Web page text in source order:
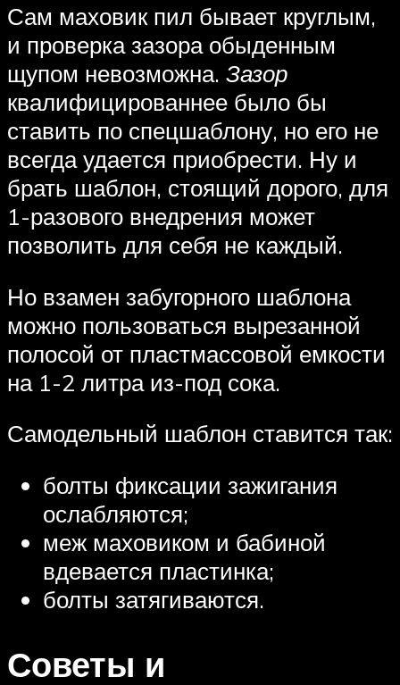
Сам маховик пил бывает круглым,
и проверка зазора обыденным
щупом невозможна. Зазор
квалифицированнее было бы
ставить по спецшаблону, но его не
всегда удается приобрести. Ну и
брать шаблон, стоящий дорого, для
1-разового внедрения может
позволить для себя не каждый.
Но взамен забугорного шаблона
можно пользоваться вырезанной
полосой от пластмассовой емкости
на 1-2 литра из-под сока.
Самодельный шаблон ставится так:
болты фиксации зажигания
ослабляются;
меж маховиком и бабиной
вдевается пластинка;
болты затягиваются.
Советы и